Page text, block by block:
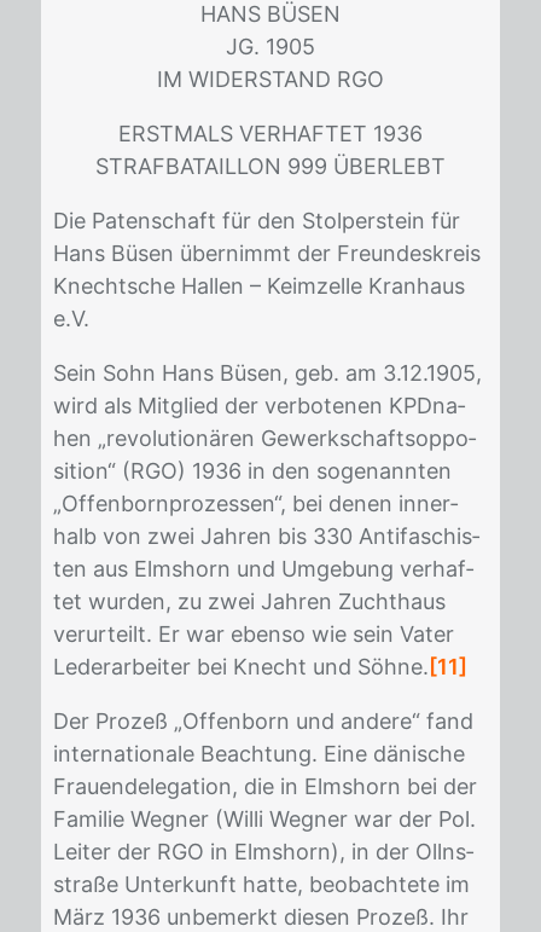
HANS BÜSEN
JG. 1905
IM WI­DER­STAND RGO
ERST­MALS VER­HAF­TET 1936
STRAF­BA­TAIL­LON 999 ÜBER­LEBT
Die Pa­ten­schaft für den Stol­per­stein für
Hans Bü­sen über­nimmt der Freun­des­kreis
Knecht­sche Hal­len – Keim­zel­le Kran­haus
e.V.
Sein Sohn Hans Bü­sen, geb. am 3.12.1905,
wird als Mit­glied der ver­bo­te­nen KPD­na­
hen „re­vo­lu­tio­nä­ren Ge­werk­schafts­op­po­
si­ti­on“ (RGO) 1936 in den so­ge­nann­ten
„Of­fen­born­pro­zes­sen“, bei de­nen in­ner­
halb von zwei Jah­ren bis 330 An­ti­fa­schis­
ten aus Elms­horn und Um­ge­bung ver­haf­
tet wur­den, zu zwei Jah­ren Zucht­haus
ver­ur­teilt. Er war eben­so wie sein Va­ter
Le­der­ar­bei­ter bei Knecht und Söh­ne. [11]
Der Pro­zeß „Of­fen­born und an­de­re“ fand
in­ter­na­tio­na­le Be­ach­tung. Eine dä­ni­sche
Frau­en­de­le­ga­ti­on, die in Elms­horn bei der
Fa­mi­lie Weg­ner (Wil­li Weg­ner war der Pol.
Lei­ter der RGO in Elms­horn), in der Ollns­
stra­ße Un­ter­kunft hat­te, be­ob­ach­te­te im
März 1936 un­be­merkt die­sen Pro­zeß. Ihr